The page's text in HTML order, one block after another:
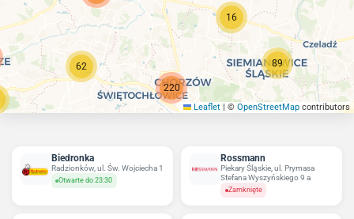
16
62 89
220
Leaflet | © OpenStreetMap contributors
Biedronka
Radzionków, ul. Św. Wojciecha 1
Otwarte do 23:30
Rossmann
Piekary Śląskie, ul. Prymasa
Stefana Wyszyńskiego 9 a
Zamknięte